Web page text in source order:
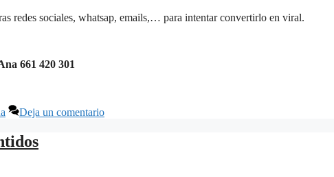
redes sociales, whatsap, emails,… para intentar convertirlo en viral.
661 420 301
Deja un comentario